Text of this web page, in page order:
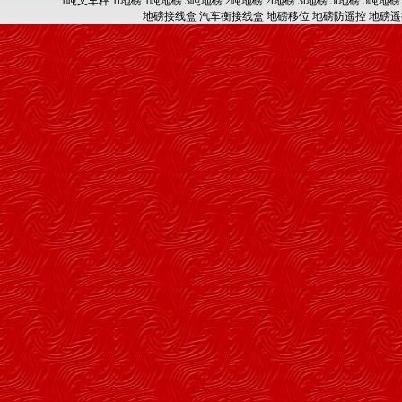
地磅接线盒 汽车衡接线盒 地磅移位 地磅防遥控 地磅